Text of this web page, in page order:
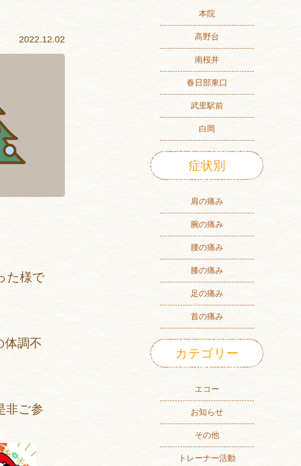
2022.12.02
た様で
体調不
非ご参
本院
高野台
南桜井
春日部東口
武里駅前
白岡
症状別
肩の痛み
腕の痛み
腰の痛み
膝の痛み
足の痛み
首の痛み
カテゴリー
エコー
お知らせ
その他
トレーナー活動